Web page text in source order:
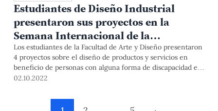
Estudiantes de Diseño Industrial
presentaron sus proyectos en la
Semana Internacional de la
Accesibilidad
Los estudiantes de la Facultad de Arte y Diseño presentaron
4 proyectos sobre el diseño de productos y servicios en
beneficio de personas con alguna forma de discapacidad en
el evento organizado por el Ministerio de Vivienda,
02.10.2022